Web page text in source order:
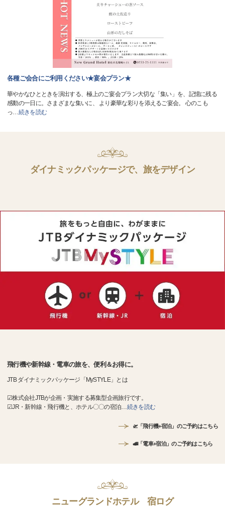
各種ご会合にご利用ください★宴会プラン★
華やかなひとときを演出する、極上のご宴会プラン大切な「集い」を、記憶に残る
感動の一日に。さまざまな集いに、 より豪華な彩りを添えるご宴会。 心のこも
っ…続きを読む
ダイナミックパッケージで、旅をデザイン
飛行機や新幹線・電車の旅を、便利＆お得に。
JTB ダイナミックパッケージ「MySTYLE」とは
☑株式会社JTBが企画・実施する募集型企画旅行です。
☑JR・新幹線・飛行機と、ホテル〇〇の宿泊…続きを読む
🛫「飛行機+宿泊」のご予約はこちら
🚅「電車+宿泊」のご予約はこちら
ニューグランドホテル 宿ログ